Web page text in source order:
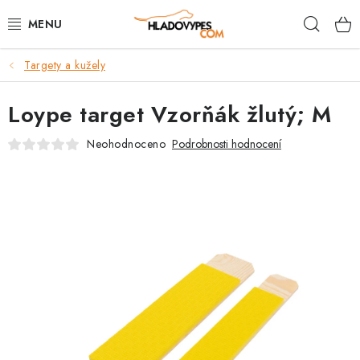
na
POTŘEBY PRO PSY
TAMI PŘEPRAVNÍ BOXY
SPORT SE PSEM
Targety a kužely
Loype target Vzorňák žlutý; M
Neohodnoceno Podrobnosti hodnocení